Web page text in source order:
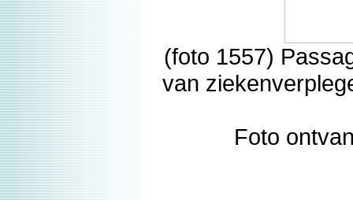
(foto 1557)
van
Foto